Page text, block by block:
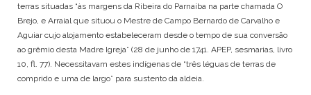
KOKAMA
KRAÔ
KRENAK
KRĨKATI
terras situadas “às margens da Ribeira do Parnaíba na parte chamada O
Brejo, e Arraial que situou o Mestre de Campo Bernardo de Carvalho e
Aguiar cujo alojamento estabeleceram desde o tempo de sua conversão
ao grêmio desta Madre Igreja” (28 de junho de 1741. APEP, sesmarias, livro
10, fl. 77). Necessitavam estes indígenas de “três léguas de terras de
comprido e uma de largo” para sustento da aldeia.